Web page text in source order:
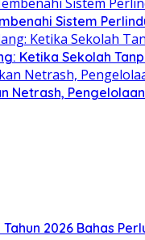
Sistem
Ketika Sekolah
Netrash,
2026 Bahas